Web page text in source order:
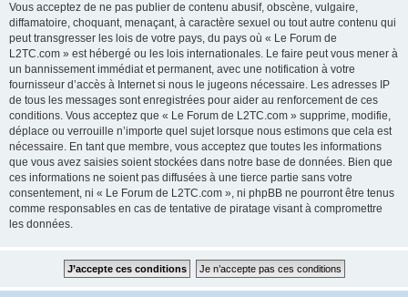
Vous acceptez de ne pas publier de contenu abusif, obscène, vulgaire,
diffamatoire, choquant, menaçant, à caractère sexuel ou tout autre contenu qui
peut transgresser les lois de votre pays, du pays où « Le Forum de
L2TC.com » est hébergé ou les lois internationales. Le faire peut vous mener à
un bannissement immédiat et permanent, avec une notification à votre
fournisseur d’accès à Internet si nous le jugeons nécessaire. Les adresses IP
de tous les messages sont enregistrées pour aider au renforcement de ces
conditions. Vous acceptez que « Le Forum de L2TC.com » supprime, modifie,
déplace ou verrouille n’importe quel sujet lorsque nous estimons que cela est
nécessaire. En tant que membre, vous acceptez que toutes les informations
que vous avez saisies soient stockées dans notre base de données. Bien que
ces informations ne soient pas diffusées à une tierce partie sans votre
consentement, ni « Le Forum de L2TC.com », ni phpBB ne pourront être tenus
comme responsables en cas de tentative de piratage visant à compromettre
les données.